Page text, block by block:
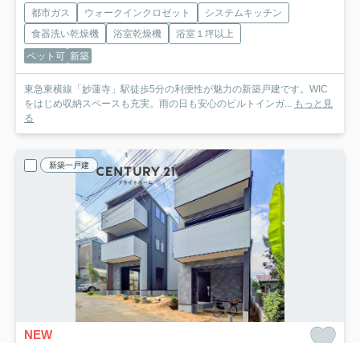
都市ガス ウォークインクロゼット
システムキッチン
食器洗い乾燥機
浴室乾燥機
浴室１坪以上
ペット可 新築
東急東横線「妙蓮寺」駅徒歩5分の利便性が魅力の新築戸建です。WIC
をはじめ収納スペースも充実。雨の日も安心のビルトインガ... もっと見
る
新築一戸建
NEW